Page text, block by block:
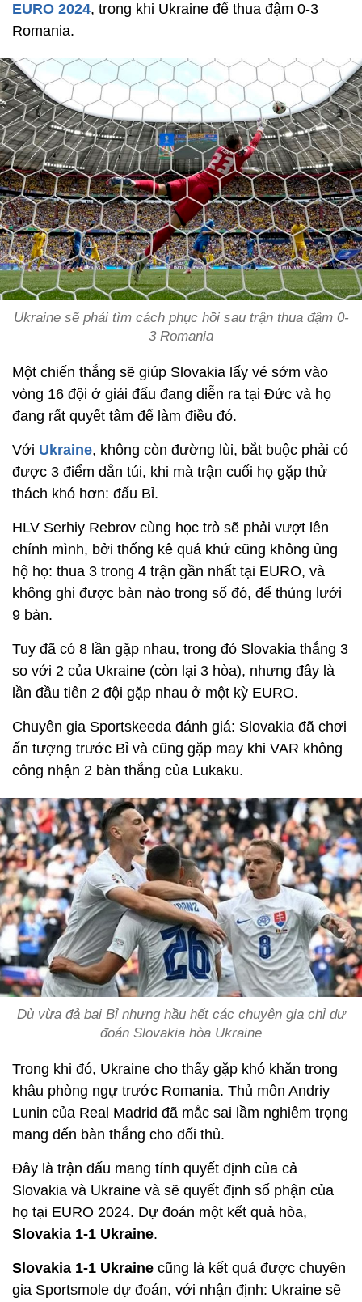
EURO 2024, trong khi Ukraine để thua đậm 0-3
Romania.
Ukraine sẽ phải tìm cách phục hồi sau trận thua đậm 0-
3 Romania
Một chiến thắng sẽ giúp Slovakia lấy vé sớm vào
vòng 16 đội ở giải đấu đang diễn ra tại Đức và họ
đang rất quyết tâm để làm điều đó.
Với Ukraine, không còn đường lùi, bắt buộc phải có
được 3 điểm dằn túi, khi mà trận cuối họ gặp thử
thách khó hơn: đấu Bỉ.
HLV Serhiy Rebrov cùng học trò sẽ phải vượt lên
chính mình, bởi thống kê quá khứ cũng không ủng
hộ họ: thua 3 trong 4 trận gần nhất tại EURO, và
không ghi được bàn nào trong số đó, để thủng lưới
9 bàn.
Tuy đã có 8 lần gặp nhau, trong đó Slovakia thắng 3
so với 2 của Ukraine (còn lại 3 hòa), nhưng đây là
lần đầu tiên 2 đội gặp nhau ở một kỳ EURO.
Chuyên gia Sportskeeda đánh giá: Slovakia đã chơi
ấn tượng trước Bỉ và cũng gặp may khi VAR không
công nhận 2 bàn thắng của Lukaku.
Dù vừa đả bại Bỉ nhưng hầu hết các chuyên gia chỉ dự
đoán Slovakia hòa Ukraine
Trong khi đó, Ukraine cho thấy gặp khó khăn trong
khâu phòng ngự trước Romania. Thủ môn Andriy
Lunin của Real Madrid đã mắc sai lầm nghiêm trọng
mang đến bàn thắng cho đối thủ.
Đây là trận đấu mang tính quyết định của cả
Slovakia và Ukraine và sẽ quyết định số phận của
họ tại EURO 2024. Dự đoán một kết quả hòa,
Slovakia 1-1 Ukraine.
Slovakia 1-1 Ukraine cũng là kết quả được chuyên
gia Sportsmole dự đoán, với nhận định: Ukraine sẽ